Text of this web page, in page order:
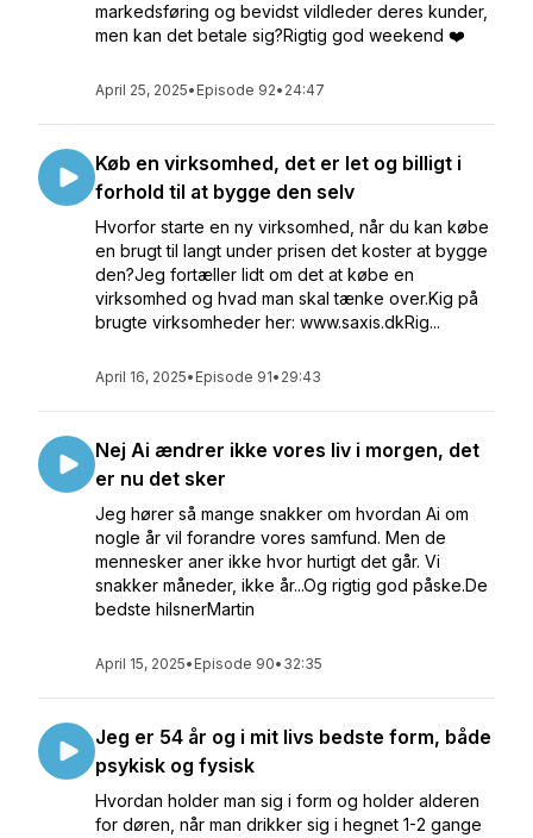
markedsføring og bevidst vildleder deres kunder,
men kan det betale sig?Rigtig god weekend ❤️
April 25, 2025• Episode 92• 24:47
Køb en virksomhed, det er let og billigt i
forhold til at bygge den selv
Hvorfor starte en ny virksomhed, når du kan købe
en brugt til langt under prisen det koster at bygge
den?Jeg fortæller lidt om det at købe en
virksomhed og hvad man skal tænke over.Kig på
brugte virksomheder her: www.saxis.dkRig...
April 16, 2025• Episode 91• 29:43
Nej Ai ændrer ikke vores liv i morgen, det
er nu det sker
Jeg hører så mange snakker om hvordan Ai om
nogle år vil forandre vores samfund. Men de
mennesker aner ikke hvor hurtigt det går. Vi
snakker måneder, ikke år...Og rigtig god påske.De
bedste hilsnerMartin
April 15, 2025• Episode 90• 32:35
Jeg er 54 år og i mit livs bedste form, både
psykisk og fysisk
Hvordan holder man sig i form og holder alderen
for døren, når man drikker sig i hegnet 1-2 gange